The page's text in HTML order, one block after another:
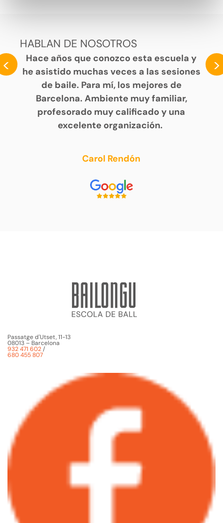
HABLAN DE NOSOTROS
<
Hace años que conozco esta escuela y
he asistido muchas veces a las sesiones
de baile. Para mí, los mejores de
Barcelona. Ambiente muy familiar,
profesorado muy calificado y una
excelente organización.
Carol Rendón
>
Passatge d'Utset, 11-13
08013 – Barcelona
932 471 602/
680 455 807